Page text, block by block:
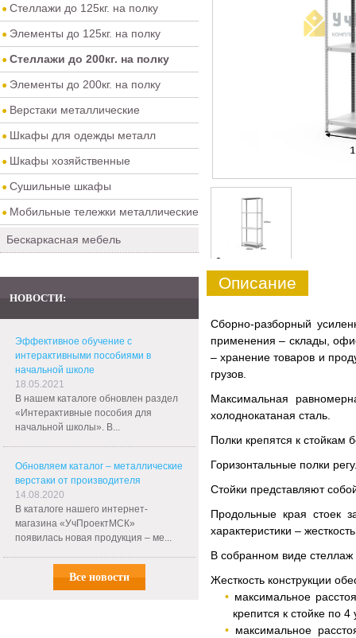
Стеллажи до 125кг. на полку
Элементы до 125кг. на полку
Стеллажи до 200кг. на полку
Элементы до 200кг. на полку
Верстаки металлические
Шкафы для одежды металл
Шкафы хозяйственные
Сушильные шкафы
Мобильные тележки металлические
Бескаркасная мебель
НОВОСТИ:
Эффективное обучение с
интерактивными пособиями в
начальной школе
18.05.2021
В нашем каталоге обновлен раздел
«Интерактивные пособия для
начальной школы». В...
Обновляем каталог – металлические
верстаки от производителя
14.08.2020
В каталоге нашего интернет-
магазина «УчПроектМСК»
появилась новая продукция – ме...
Все новости
0
Описание
Сборно-разборный
применения – склады,
– хранение товаров и
грузов.
Максимальная
холоднокатаная сталь.
Полки крепятся к
Горизонтальные полки
Стойки представляют
Продольные края стоек
характеристики –
В собранном виде стеллаж
Жесткость конструкции
максимальное
крепится к стойке по
максимальное